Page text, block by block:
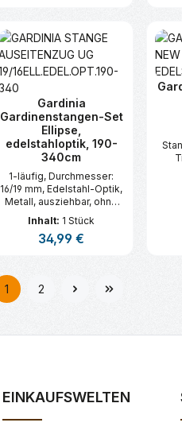
Produkt Anzahl:
Gardinia
Gardinenstangen-Set
Ellipse,
edelstahloptik, 190-
340cm
1-läufig, Durchmesser:
16/19 mm, Edelstahl-Optik,
Metall, ausziehbar, ohne
Gardinenringe,
Trägerlänge
(Wandabstand der
Inhalt: 1 Stück
Regulärer Preis:
34,99 €
Produkt Anzahl:
Seite
1
Seite
2
EINKAUFSWELTEN